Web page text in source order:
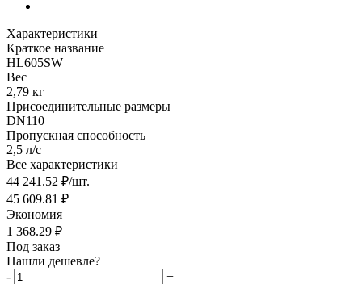
Характеристики
Краткое название
HL605SW
Вес
2,79 кг
Присоединительные размеры
DN110
Пропускная способность
2,5 л/с
Все характеристики
44 241.52 ₽/шт.
45 609.81 ₽
Экономия
1 368.29 ₽
Под заказ
Нашли дешевле?
-
+